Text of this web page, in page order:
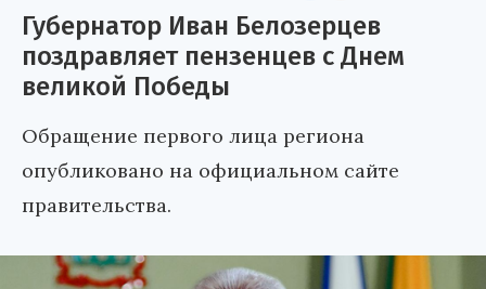
Губернатор Иван Белозерцев
поздравляет пензенцев с Днем
великой Победы
Обращение первого лица региона
опубликовано на официальном сайте
правительства.